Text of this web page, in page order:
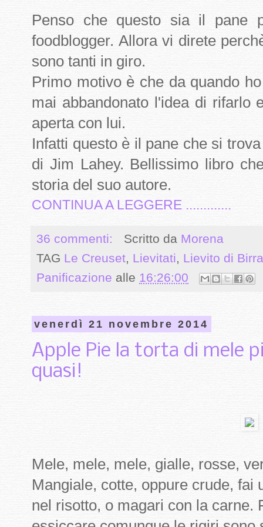
Penso che questo sia il pane
foodblogger. Allora vi direte
sono tanti in giro.
Primo motivo è che da quando
mai abbandonato l'idea di rifarlo
aperta con lui.
Infatti questo è il pane che si
di Jim Lahey. Bellissimo libro
storia del suo autore.
CONTINUA A LEGGERE .............
36 commenti: Scritto da Morena
TAG Le Creuset, Lievitati, Lievito di Birra
Panificazione alle 16:26:00
venerdì 21 novembre 2014
Apple Pie la torta di mele
quasi!
Mele, mele, mele, gialle, rosse,
Mangiale, cotte, oppure crude, fai
nel risotto, o magari con la carne.